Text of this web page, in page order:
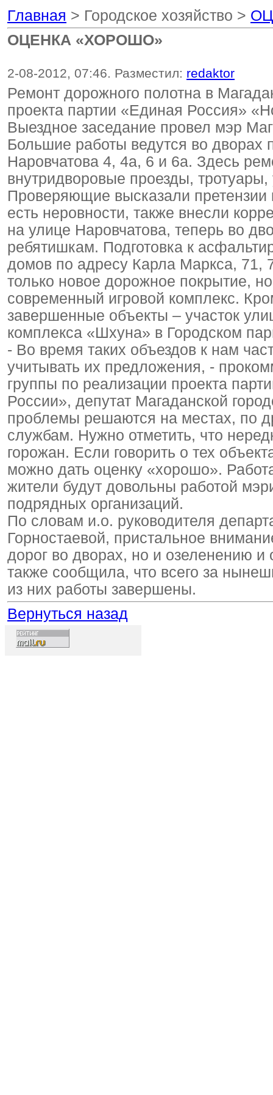
Главная > Городское хозяйство >
ОЦЕНКА «ХОРОШО»
2-08-2012, 07:46. Разместил: redaktor
Ремонт дорожного полотна в
проекта партии «Единая Россия»
Выездное заседание провел мэр
Большие работы ведутся во дворах
Наровчатова 4, 4а, 6 и 6а. Здесь
внутридворовые проезды,
Проверяющие высказали претензии
есть неровности, также внесли
на улице Наровчатова, теперь во
ребятишкам. Подготовка к
домов по адресу Карла Маркса, 71,
только новое дорожное покрытие,
современный игровой комплекс.
завершенные объекты – участок
комплекса «Шхуна» в Городском
- Во время таких объездов к нам
учитывать их предложения, -
группы по реализации проекта
России», депутат Магаданской
проблемы решаются на местах, по
службам. Нужно отметить, что
горожан. Если говорить о тех
можно дать оценку «хорошо».
жители будут довольны работой
подрядных организаций.
По словам и.о. руководителя
Горностаевой, пристальное
дорог во дворах, но и озеленению и
также сообщила, что всего за
из них работы завершены.
Вернуться назад